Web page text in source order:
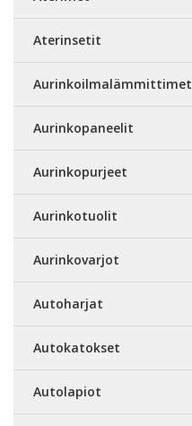
Aterinsetit
Aurinkoilmalämmittimet
Aurinkopaneelit
Aurinkopurjeet
Aurinkotuolit
Aurinkovarjot
Autoharjat
Autokatokset
Autolapiot